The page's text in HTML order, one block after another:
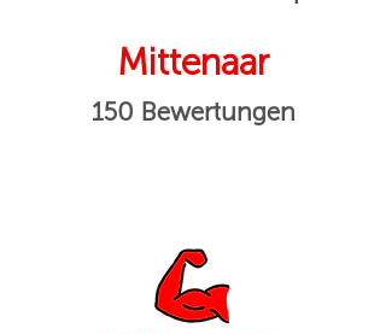
Mittenaar
150 Bewertungen